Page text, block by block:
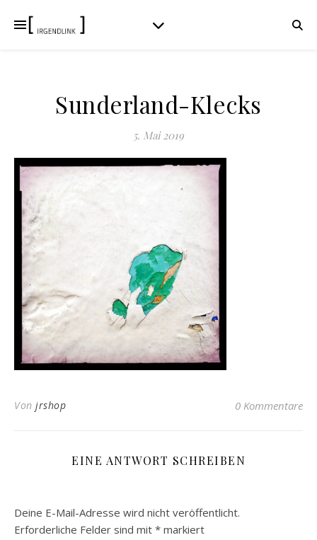
Sunderland-Klecks
5. Mai 2019
Von jrshop 0 Kommentare
EINE ANTWORT SCHREIBEN
Deine E-Mail-Adresse wird nicht veröffentlicht.
Erforderliche Felder sind mit * markiert